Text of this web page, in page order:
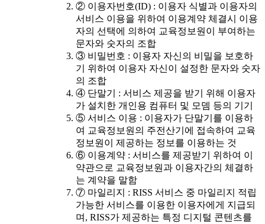
② 이용자번호(ID) : 이용자 식별과 이용자의
서비스 이용을 위하여 이용계약 체결시 이용
자의 선택에 의하여 교육정보원이 부여하는
문자와 숫자의 조합
③ 비밀번호 : 이용자 자신의 비밀을 보호하
기 위하여 이용자 자신이 설정한 문자와 숫자
의 조합
④ 단말기 : 서비스 제공을 받기 위해 이용자
가 설치한 개인용 컴퓨터 및 모뎀 등의 기기
⑤ 서비스 이용 : 이용자가 단말기를 이용하
여 교육정보원의 주전산기에 접속하여 교육
정보원이 제공하는 정보를 이용하는 것
⑥ 이용계약 : 서비스를 제공받기 위하여 이
약관으로 교육정보원과 이용자간의 체결하
는 계약을 말함
⑦ 마일리지 : RISS 서비스 중 마일리지 적립
가능한 서비스를 이용한 이용자에게 지급되
며, RISS가 제공하는 특정 디지털 콘텐츠를